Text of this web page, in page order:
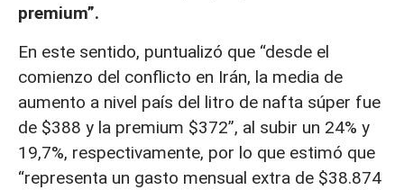
premium”.
En este sentido, puntualizó que “desde el
comienzo del conflicto en Irán, la media de
aumento a nivel país del litro de nafta súper fue
de $388 y la premium $372”, al subir un 24% y
19,7%, respectivamente, por lo que estimó que
“representa un gasto mensual extra de $38.874